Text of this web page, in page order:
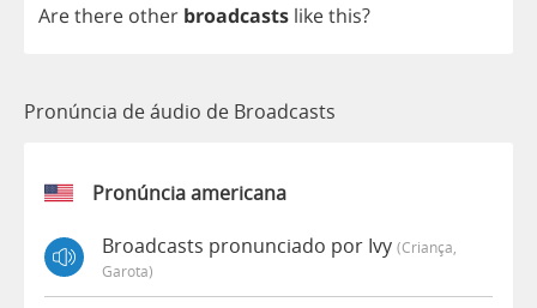
Arethere other broadcasts likethis?
Pronúncia de áudio de Broadcasts
Pronúncia americana
Broadcasts pronunciado por Ivy (criança,
Garota)